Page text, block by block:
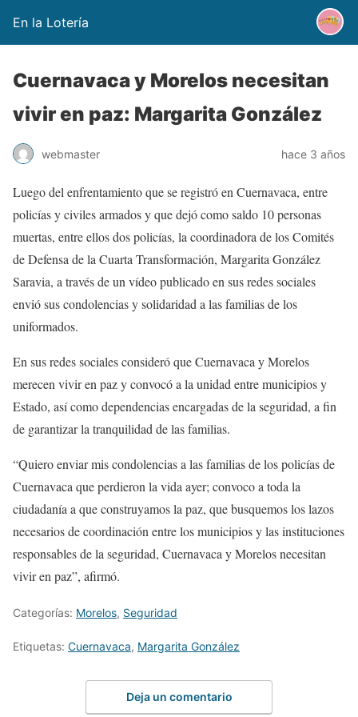
En la Lotería
Cuernavaca y Morelos necesitan
vivir en paz: Margarita González
webmaster hace 3 años
Luego del enfrentamiento que se registró en Cuernavaca, entre
policías y civiles armados y que dejó como saldo 10 personas
muertas, entre ellos dos policías, la coordinadora de los Comités
de Defensa de la Cuarta Transformación, Margarita González
Saravia, a través de un vídeo publicado en sus redes sociales
envió sus condolencias y solidaridad a las familias de los
uniformados.
En sus redes sociales consideró que Cuernavaca y Morelos
merecen vivir en paz y convocó a la unidad entre municipios y
Estado, así como dependencias encargadas de la seguridad, a fin
de garantizar la tranquilidad de las familias.
“Quiero enviar mis condolencias a las familias de los policías de
Cuernavaca que perdieron la vida ayer; convoco a toda la
ciudadanía a que construyamos la paz, que busquemos los lazos
necesarios de coordinación entre los municipios y las instituciones
responsables de la seguridad, Cuernavaca y Morelos necesitan
vivir en paz”, afirmó.
Categorías: Morelos, Seguridad
Etiquetas: Cuernavaca, Margarita González
Deja un comentario